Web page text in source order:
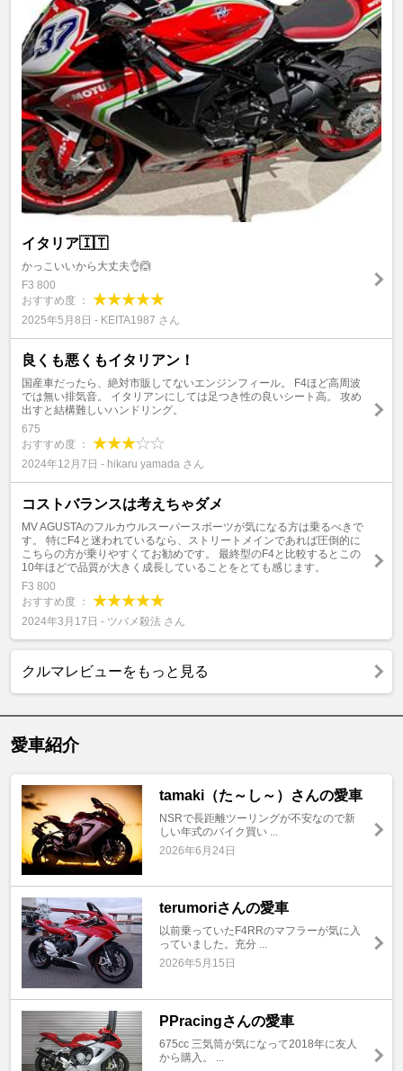
イタリア🇮🇹
かっこいいから大丈夫👌🙆
F3 800
おすすめ度 ：
2025年5月8日 - KEITA1987 さん
良くも悪くもイタリアン！
国産車だったら、絶対市販してないエンジンフィール。 F4ほど高周波
では無い排気音。 イタリアンにしては足つき性の良いシート高。 攻め
出すと結構難しいハンドリング。
675
おすすめ度 ：
2024年12月7日 - hikaru yamada さん
コストバランスは考えちゃダメ
MV AGUSTAのフルカウルスーパースポーツが気になる方は乗るべきで
す。 特にF4と迷われているなら、ストリートメインであれば圧倒的に
こちらの方が乗りやすくてお勧めです。 最終型のF4と比較するとこの
10年ほどで品質が大きく成長していることをとても感じます。
F3 800
おすすめ度 ：
2024年3月17日 - ツバメ殺法 さん
クルマレビューをもっと見る
愛車紹介
tamaki（た～し～）さんの愛車
NSRで長距離ツーリングが不安なので新
しい年式のバイク買い ...
2026年6月24日
terumoriさんの愛車
以前乗っていたF4RRのマフラーが気に入
っていました。充分 ...
2026年5月15日
PPracingさんの愛車
675cc 三気筒が気になって2018年に友人
から購入。 ...